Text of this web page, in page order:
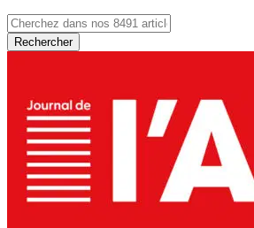
Rechercher